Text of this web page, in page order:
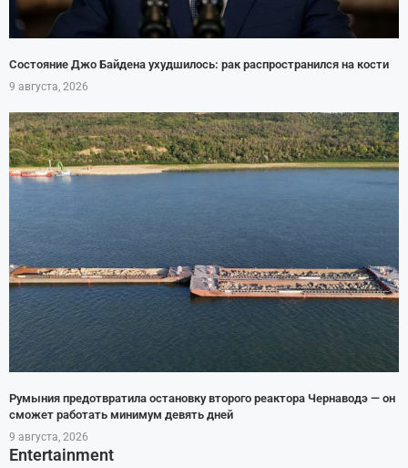
Состояние Джо Байдена ухудшилось: рак распространился на кости
9 августа, 2026
Румыния предотвратила остановку второго реактора Чернаводэ — он
сможет работать минимум девять дней
9 августа, 2026
Entertainment